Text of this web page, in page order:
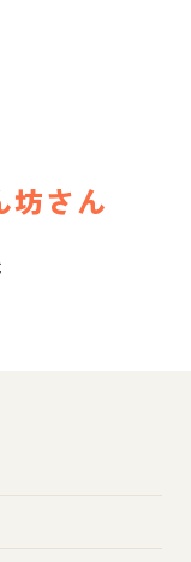
坊さん